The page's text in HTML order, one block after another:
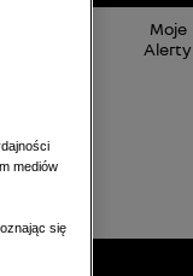
Moje
Alerty
mediów
się